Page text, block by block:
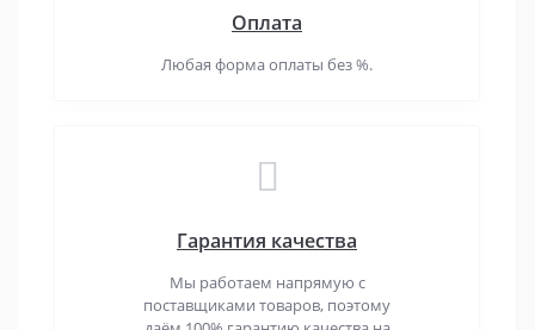
Оплата
Любая форма оплаты без %.
Гарантия качества
Мы работаем напрямую с
поставщиками товаров, поэтому